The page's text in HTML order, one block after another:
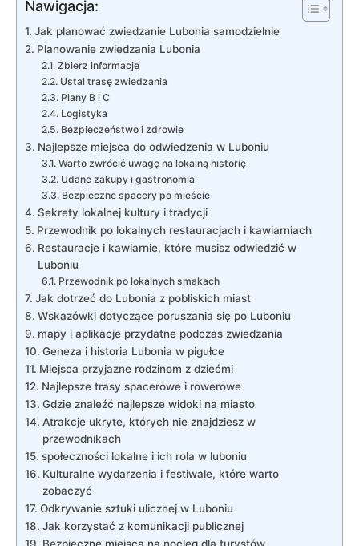
Nawigacja:
Jak planować zwiedzanie Lubonia samodzielnie
Planowanie zwiedzania Lubonia
Zbierz informacje
Ustal trasę zwiedzania
Plany B i C
Logistyka
Bezpieczeństwo i zdrowie
Najlepsze miejsca do odwiedzenia w Luboniu
Warto zwrócić uwagę na lokalną historię
Udane zakupy i gastronomia
Bezpieczne spacery po mieście
Sekrety lokalnej kultury i tradycji
Przewodnik po lokalnych restauracjach i kawiarniach
Restauracje i kawiarnie, które musisz odwiedzić w
Luboniu
Przewodnik po lokalnych smakach
Jak dotrzeć do Lubonia z pobliskich miast
Wskazówki dotyczące poruszania się po Luboniu
mapy i aplikacje przydatne podczas zwiedzania
Geneza i historia Lubonia w pigułce
Miejsca przyjazne rodzinom z dziećmi
Najlepsze trasy spacerowe i rowerowe
Gdzie znaleźć najlepsze widoki na miasto
Atrakcje ukryte, których nie znajdziesz w
przewodnikach
społeczności lokalne i ich rola w luboniu
Kulturalne wydarzenia i festiwale, które warto
zobaczyć
Odkrywanie sztuki ulicznej w Luboniu
Jak korzystać z komunikacji publicznej